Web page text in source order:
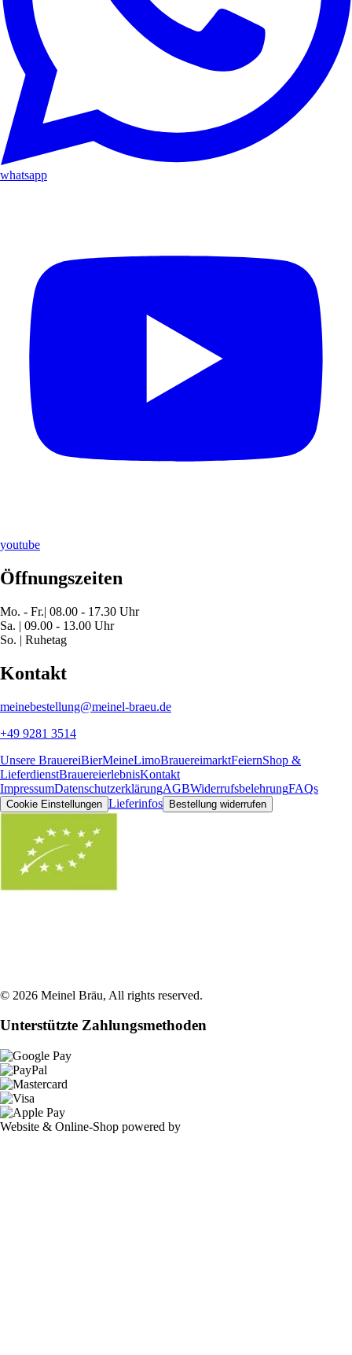
whatsapp
youtube
Öffnungszeiten
Mo. - Fr.| 08.00 - 17.30 Uhr
Sa. | 09.00 - 13.00 Uhr
So. | Ruhetag
Kontakt
meinebestellung@meinel-braeu.de
+49 9281 3514
Unsere BrauereiBierMeineLimoBrauereimarktFeiernShop &
LieferdienstBrauereierlebnisKontakt
ImpressumDatenschutzerklärungAGBWiderrufsbelehrungFAQs
Cookie Einstellungen Lieferinfos Bestellung widerrufen
© 2026 Meinel Bräu, All rights reserved.
Unterstützte Zahlungsmethoden
Website & Online-Shop powered by